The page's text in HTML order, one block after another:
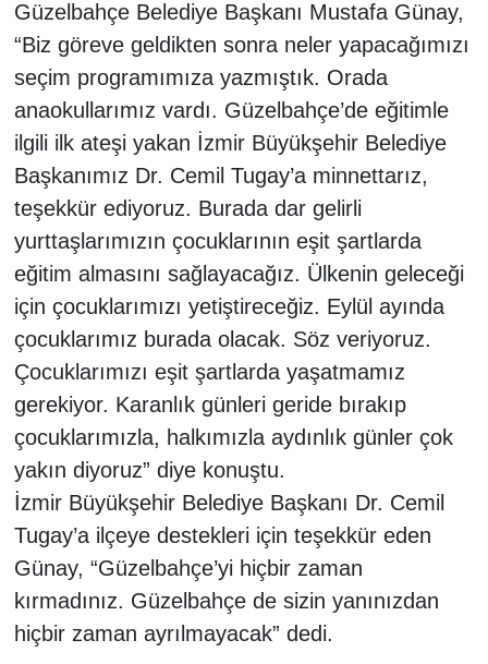
Güzelbahçe Belediye Başkanı Mustafa Günay,
“Biz göreve geldikten sonra neler yapacağımızı
seçim programımıza yazmıştık. Orada
anaokullarımız vardı. Güzelbahçe’de eğitimle
ilgili ilk ateşi yakan İzmir Büyükşehir Belediye
Başkanımız Dr. Cemil Tugay’a minnettarız,
teşekkür ediyoruz. Burada dar gelirli
yurttaşlarımızın çocuklarının eşit şartlarda
eğitim almasını sağlayacağız. Ülkenin geleceği
için çocuklarımızı yetiştireceğiz. Eylül ayında
çocuklarımız burada olacak. Söz veriyoruz.
Çocuklarımızı eşit şartlarda yaşatmamız
gerekiyor. Karanlık günleri geride bırakıp
çocuklarımızla, halkımızla aydınlık günler çok
yakın diyoruz” diye konuştu.
İzmir Büyükşehir Belediye Başkanı Dr. Cemil
Tugay’a ilçeye destekleri için teşekkür eden
Günay, “Güzelbahçe’yi hiçbir zaman
kırmadınız. Güzelbahçe de sizin yanınızdan
hiçbir zaman ayrılmayacak” dedi.